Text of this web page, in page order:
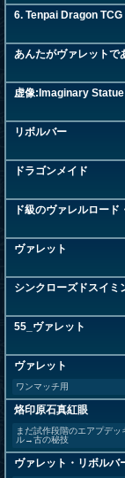
6. Tenpai Dragon TCG
あんたがヴァレットで
虚像:Imaginary Statue
リボルバー
ドラゴンメイド
ド級のヴァレルロード
ヴァレット
シンクローズドスイミ
55_ヴァレット
ヴァレット
ワンマッチ用
烙印原石真紅眼
まだ試作段階のエアプデ
ル→古の秘技
ヴァレット・リボルバ